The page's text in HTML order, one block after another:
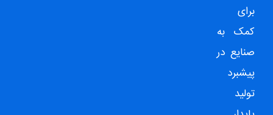
برای
کمک به
صنایع در
پیشبرد
تولید